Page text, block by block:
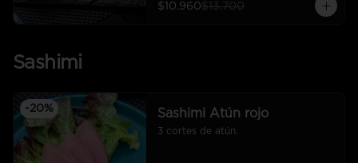
$10.960$13.700
Sashimi
-20% Sashimi Atún rojo
3 cortes de atún.